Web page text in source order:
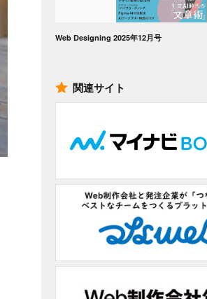
Web Designing 2025年12月号
関連サイト